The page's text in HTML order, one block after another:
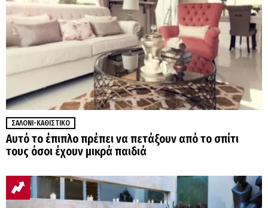
ΣΑΛΌΝΙ-ΚΑΘΙΣΤΙΚΌ
Αυτό το έπιπλο πρέπει να πετάξουν από το σπίτι
τους όσοι έχουν μικρά παιδιά